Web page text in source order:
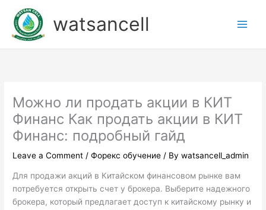
content
watsancell
Можно ли продать акции в КИТ
Финанс Как продать акции в КИТ
Финанс: подробный гайд
Leave a Comment /Форекс обучение / Bywatsancell_admin
Для продажи акций в Китайском финансовом рынке вам
потребуется открыть счет у брокера. Выберите надежного
брокера, который предлагает доступ к китайскому рынку и